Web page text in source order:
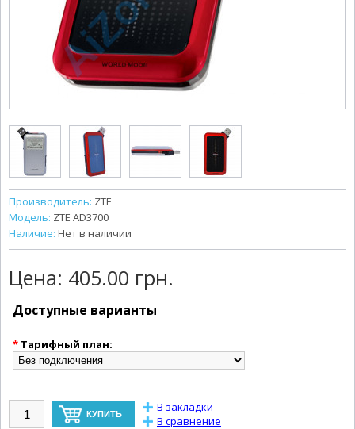
Производитель: ZTE
Модель: ZTE AD3700
Наличие: Нет в наличии
Цена: 405.00 грн.
Доступные варианты
* Тарифный план:
В закладки
В сравнение